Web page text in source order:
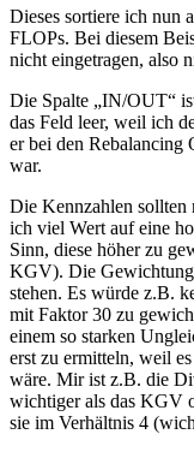
Dieses sortiere ich nun
FLOPs. Bei diesem
nicht eingetragen, also
Die Spalte „IN/OUT“
das Feld leer, weil ich
er bei den Rebalancing
war.
Die Kennzahlen sollten
ich viel Wert auf eine
Sinn, diese höher zu
KGV). Die
stehen. Es würde z.B.
mit Faktor 30 zu
einem so starken
erst zu ermitteln, weil
wäre. Mir ist z.B. die
wichtiger als das KGV
sie im Verhältnis 4